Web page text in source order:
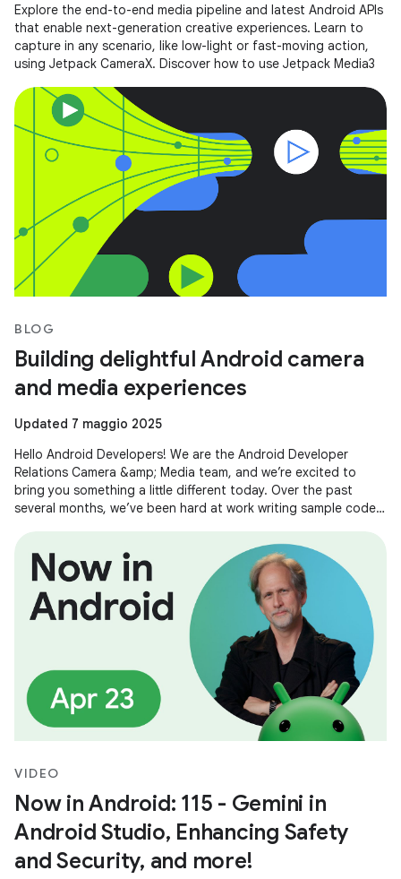
Explore the end-to-end media pipeline and latest Android APIs
that enable next-generation creative experiences. Learn to
capture in any scenario, like low-light or fast-moving action,
using Jetpack CameraX. Discover how to use Jetpack Media3
BLOG
Building delightful Android camera
and media experiences
Updated 7 maggio 2025
Hello Android Developers! We are the Android Developer
Relations Camera &amp; Media team, and we’re excited to
bring you something a little different today. Over the past
several months, we’ve been hard at work writing sample code
VIDEO
Now in Android: 115 - Gemini in
Android Studio, Enhancing Safety
and Security, and more!